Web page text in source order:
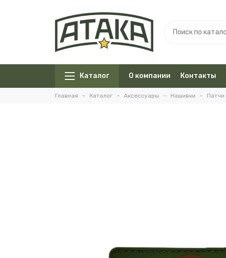
Каталог О компании Контакты
Главная Каталог Аксессуары Нашивки Патчи